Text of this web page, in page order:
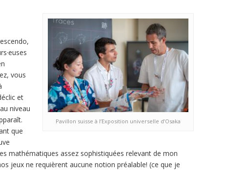
Pavillon suisse à l’Exposition universelle d’Osaka
vous
et
niveau
que
mathématiques assez sophistiquées relevant de mon
jeux ne requièrent aucune notion préalable! (ce que je